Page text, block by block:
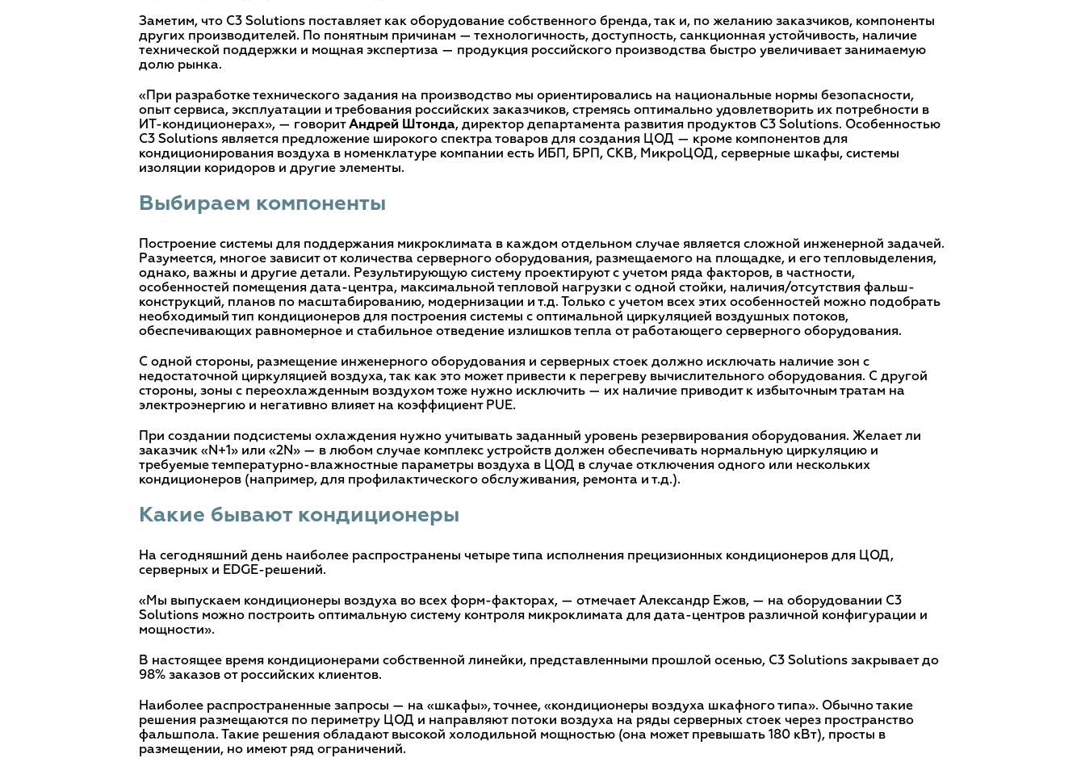
Заметим, что C3 Solutions поставляет как оборудование собственного бренда, так и, по желанию заказчиков, компоненты
других производителей. По понятным причинам — технологичность, доступность, санкционная устойчивость, наличие
технической поддержки и мощная экспертиза — продукция российского производства быстро увеличивает занимаемую
долю рынка.
«При разработке технического задания на производство мы ориентировались на национальные нормы безопасности,
опыт сервиса, эксплуатации и требования российских заказчиков, стремясь оптимально удовлетворить их потребности в
ИТ-кондиционерах», — говоритАндрей Штонда, директор департамента развития продуктов C3 Solutions. Особенностью
C3 Solutions является предложение широкого спектра товаров для создания ЦОД — кроме компонентов для
кондиционирования воздуха в номенклатуре компании есть ИБП, БРП, СКВ, МикроЦОД, серверные шкафы, системы
изоляции коридоров и другие элементы.
Выбираем компоненты
Построение системы для поддержания микроклимата в каждом отдельном случае является сложной инженерной задачей.
Разумеется, многое зависит от количества серверного оборудования, размещаемого на площадке, и его тепловыделения,
однако, важны и другие детали. Результирующую систему проектируют с учетом ряда факторов, в частности,
особенностей помещения дата-центра, максимальной тепловой нагрузки с одной стойки, наличия/отсутствия фальш-
конструкций, планов по масштабированию, модернизации и т.д. Только с учетом всех этих особенностей можно подобрать
необходимый тип кондиционеров для построения системы с оптимальной циркуляцией воздушных потоков,
обеспечивающих равномерное и стабильное отведение излишков тепла от работающего серверного оборудования.
С одной стороны, размещение инженерного оборудования и серверных стоек должно исключать наличие зон с
недостаточной циркуляцией воздуха, так как это может привести к перегреву вычислительного оборудования. С другой
стороны, зоны с переохлажденным воздухом тоже нужно исключить — их наличие приводит к избыточным тратам на
электроэнергию и негативно влияет на коэффициент PUE.
При создании подсистемы охлаждения нужно учитывать заданный уровень резервирования оборудования. Желает ли
заказчик «N+1» или «2N» — в любом случае комплекс устройств должен обеспечивать нормальную циркуляцию и
требуемые температурно-влажностные параметры воздуха в ЦОД в случае отключения одного или нескольких
кондиционеров (например, для профилактического обслуживания, ремонта и т.д.).
Какие бывают кондиционеры
На сегодняшний день наиболее распространены четыре типа исполнения прецизионных кондиционеров для ЦОД,
серверных и EDGE-решений.
«Мы выпускаем кондиционеры воздуха во всех форм-факторах, — отмечает Александр Ежов, — на оборудовании C3
Solutions можно построить оптимальную систему контроля микроклимата для дата-центров различной конфигурации и
мощности».
В настоящее время кондиционерами собственной линейки, представленными прошлой осенью, C3 Solutions закрывает до
98% заказов от российских клиентов.
Наиболее распространенные запросы — на «шкафы», точнее, «кондиционеры воздуха шкафного типа». Обычно такие
решения размещаются по периметру ЦОД и направляют потоки воздуха на ряды серверных стоек через пространство
фальшпола. Такие решения обладают высокой холодильной мощностью (она может превышать 180 кВт), просты в
размещении, но имеют ряд ограничений.